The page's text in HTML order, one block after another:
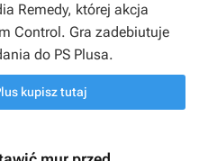
Remedy, której akcja
Control. Gra zadebiutuje
do PS Plusa.
kupisz tutaj